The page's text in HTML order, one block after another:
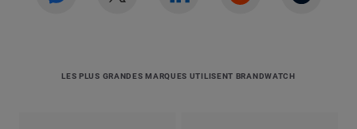
LES PLUS GRANDES MARQUES UTILISENT BRANDWATCH